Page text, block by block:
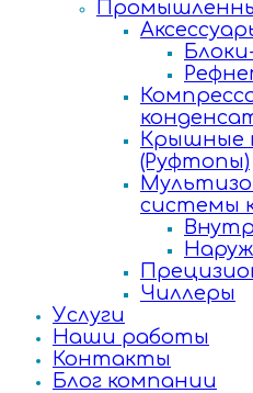
Крышные
(Руфтопы)
системы
Чиллеры
Услуги
Наши работы
Контакты
Блог компании